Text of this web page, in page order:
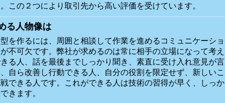
この２つにより取引先から高い評価を受けています。
る人物像は
を作るには、周囲と相談して作業を進めるコミュニケーショ
不可欠です。弊社が求めるのは常に相手の立場になって考え
る人、話を最後までしっかり聞き、素直に受け入れ意見が言
自ら改善し行動できる人、自分の役割を限定せず、新しいこ
できる人です。これができる人は技術の習得が早く、しっか
きます。